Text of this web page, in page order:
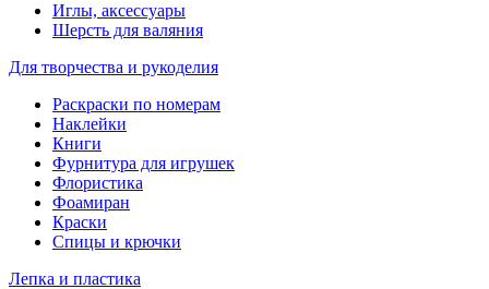
Иглы, аксессуары
Шерсть для валяния
Для творчества и рукоделия
Раскраски по номерам
Наклейки
Книги
Фурнитура для игрушек
Флористика
Фоамиран
Краски
Спицы и крючки
Лепка и пластика